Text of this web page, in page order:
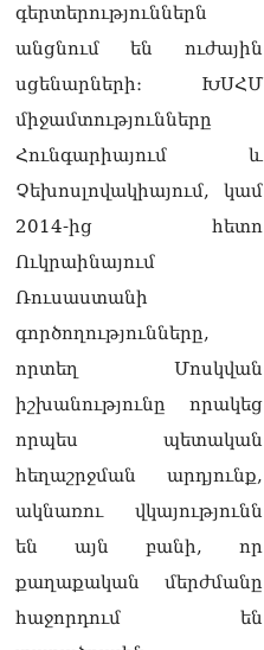
գերտերություններն
անցնում են ուժային
սցենարների։ ԽՍՀՄ
միջամտությունները
Հունգարիայում և
Չեխոսլովակիայում, կամ
2014-ից հետո
Ուկրաինայում
Ռուսաստանի
գործողությունները,
որտեղ Մոսկվան
իշխանությունը որակեց
որպես պետական
հեղաշրջման արդյունք,
ակնառու վկայությունն
են այն բանի, որ
քաղաքական մերժմանը
հաջորդում են